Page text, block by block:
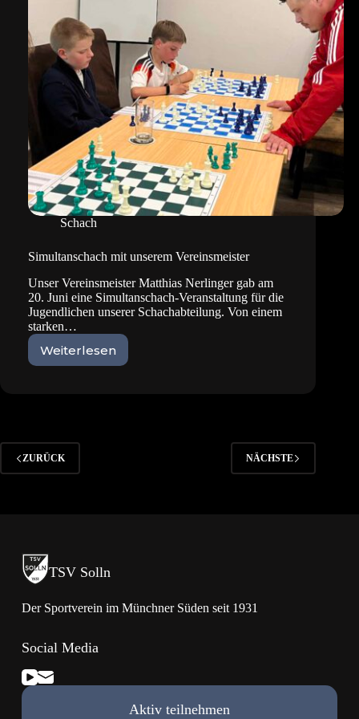
Schach
Simultanschach mit unserem Vereinsmeister
Unser Vereinsmeister Matthias Nerlinger gab am
20. Juni eine Simultanschach-Veranstaltung für die
Jugendlichen unserer Schachabteilung. Von einem
starken…
WeiterlesenSimultanschach
ZURÜCK NÄCHSTE
TSV Solln
Der Sportverein im Münchner Süden seit 1931
Social Media
Aktiv teilnehmen